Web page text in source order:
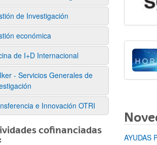
de Investigación
económica
de I+D Internacional
- Servicios Generales de
e Innovación OTRI
cofinanciadas
AYUDAS